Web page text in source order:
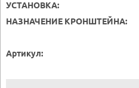
УСТАНОВКА:
НАЗНАЧЕНИЕ КРОНШТЕЙНА:
Артикул: